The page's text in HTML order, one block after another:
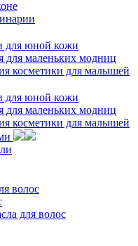
для юной кожи
для маленьких модниц
косметики для малышей
для юной кожи
для маленьких модниц
косметики для малышей
волос
для волос